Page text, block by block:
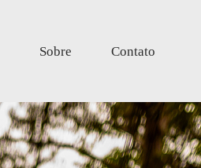
Sobre Contato